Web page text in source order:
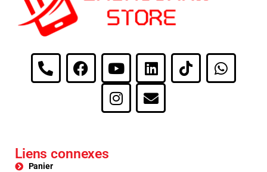
Liens connexes
Panier